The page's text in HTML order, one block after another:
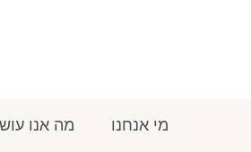
מי אנחנו מה אנו